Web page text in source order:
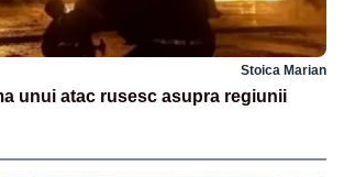
Stoica Marian
unui atac rusesc asupra regiunii